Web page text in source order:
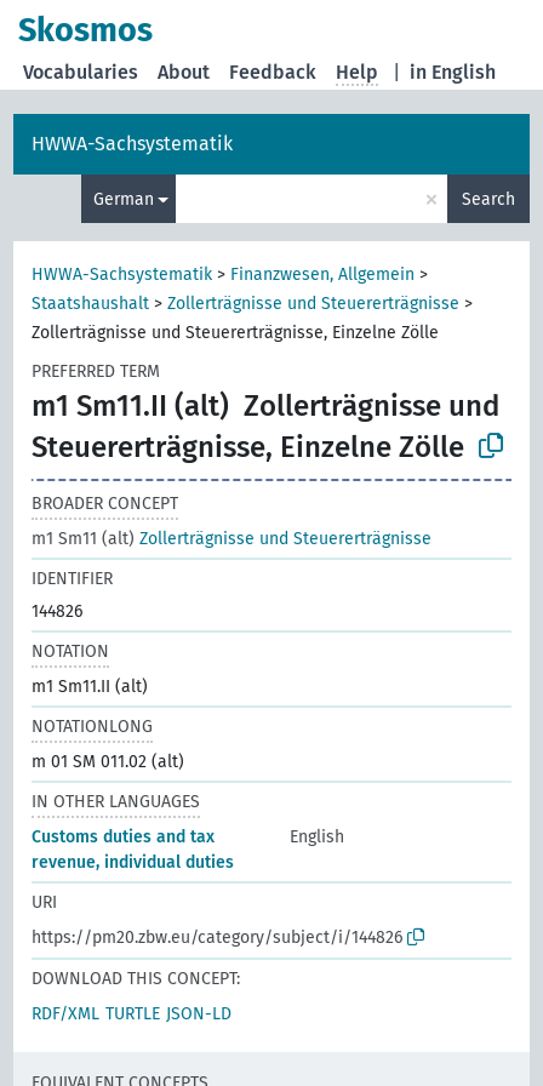
Skosmos
in English
Vocabularies About Feedback Help
HWWA-Sachsystematik
German × Search
HWWA-Sachsystematik > Finanzwesen, Allgemein >
Staatshaushalt >Zollerträgnisse und Steuererträgnisse >
Zollerträgnisse und Steuererträgnisse, Einzelne Zölle
PREFERRED TERM
m1 Sm11.II (alt) Zollerträgnisse und
Steuererträgnisse, Einzelne Zölle
BROADER CONCEPT
m1 Sm11 (alt)Zollerträgnisse und Steuererträgnisse
IDENTIFIER
144826
NOTATION
m1 Sm11.II (alt)
NOTATIONLONG
m 01 SM 011.02 (alt)
IN OTHER LANGUAGES
Customs duties and tax
revenue, individual duties
English
URI
https://pm20.zbw.eu/category/subject/i/144826
DOWNLOAD THIS CONCEPT:
RDF/XML TURTLE JSON-LD